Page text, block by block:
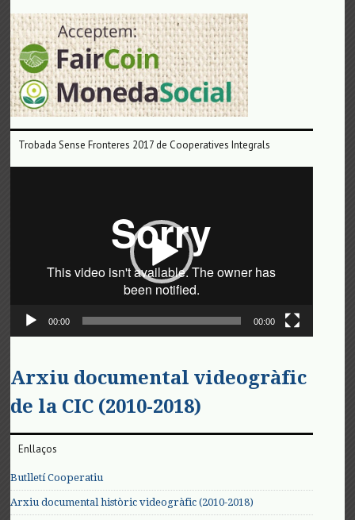
Trobada Sense Fronteres 2017 de Cooperatives Integrals
00:00 00:00
Arxiu documental videogràfic
de la CIC (2010-2018)
Enllaços
Butlletí Cooperatiu
Arxiu documental històric videogràfic (2010-2018)